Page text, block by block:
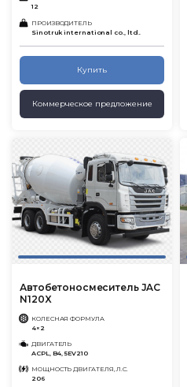
12
ПРОИЗВОДИТЕЛЬ
Sinotruk international co., ltd..
Купить
Коммерческое предложение
Автобетоносмеситель JAC
N120X
КОЛЕСНАЯ ФОРМУЛА
4×2
ДВИГАТЕЛЬ
ACPL, B4, 5EV210
МОЩНОСТЬ ДВИГАТЕЛЯ, Л.С.
206